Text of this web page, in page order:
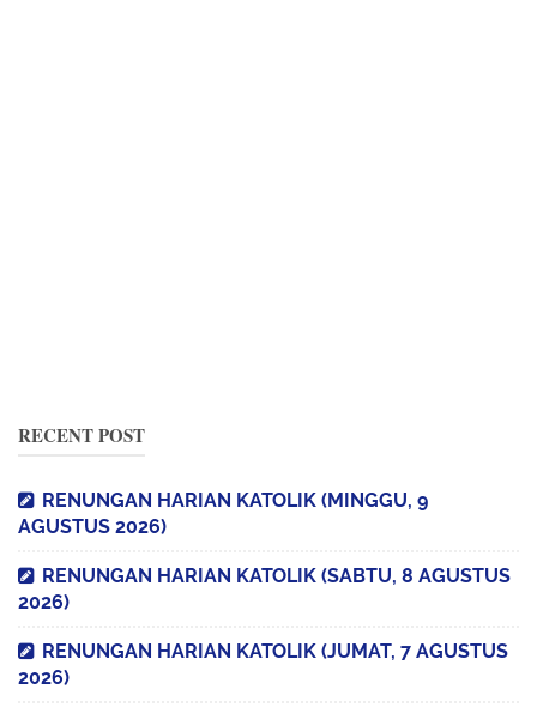
RECENT POST
RENUNGAN HARIAN KATOLIK (MINGGU, 9
AGUSTUS 2026)
RENUNGAN HARIAN KATOLIK (SABTU, 8 AGUSTUS
2026)
RENUNGAN HARIAN KATOLIK (JUMAT, 7 AGUSTUS
2026)